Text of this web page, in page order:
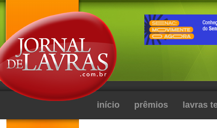
início prêmios lavras